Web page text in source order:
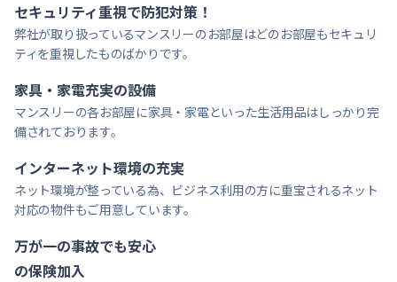
セキュリティ重視で防犯対策！
弊社が取り扱っているマンスリーのお部屋はどのお部屋もセキュリ
ティを重視したものばかりです。
家具・家電充実の設備
マンスリーの各お部屋に家具・家電といった生活用品はしっかり完
備されております。
インターネット環境の充実
ネット環境が整っている為、ビジネス利用の方に重宝されるネット
対応の物件もご用意しています。
万が一の事故でも安心
の保険加入